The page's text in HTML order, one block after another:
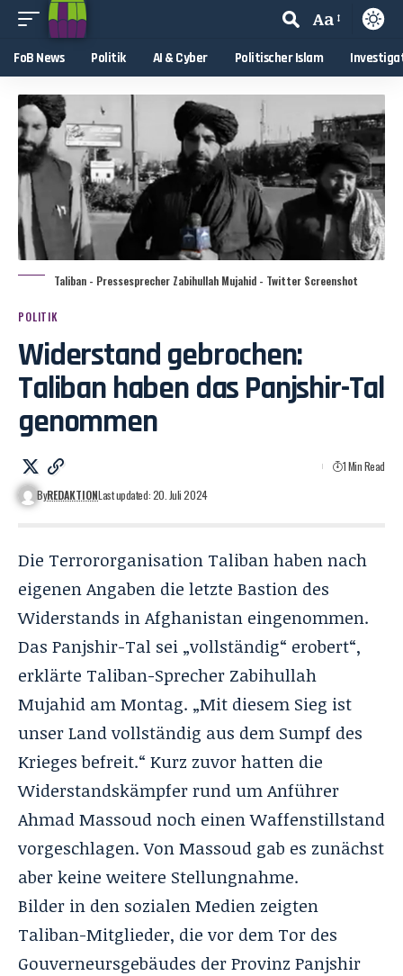
Aa
FoB News Politik AI & Cyber Politischer Islam
Taliban - Pressesprecher Zabihullah Mujahid - Twitter Screenshot
POLITIK
Widerstand gebrochen:
Taliban haben das Panjshir-Tal
genommen
ByREDAKTIONLast updated: 20. Juli 2024
1 Min Read
Die Terrororganisation Taliban haben nach
eigenen Angaben die letzte Bastion des
Widerstands in Afghanistan eingenommen.
Das Panjshir-Tal sei „vollständig“ erobert“,
erklärte Taliban-Sprecher Zabihullah
Mujahid am Montag. „Mit diesem Sieg ist
unser Land vollständig aus dem Sumpf des
Krieges befreit.“ Kurz zuvor hatten die
Widerstandskämpfer rund um Anführer
Ahmad Massoud noch einen Waffenstillstand
vorgeschlagen. Von Massoud gab es zunächst
aber keine weitere Stellungnahme.
Bilder in den sozialen Medien zeigten
Taliban-Mitglieder, die vor dem Tor des
Gouverneursgebäudes der Provinz Panjshir